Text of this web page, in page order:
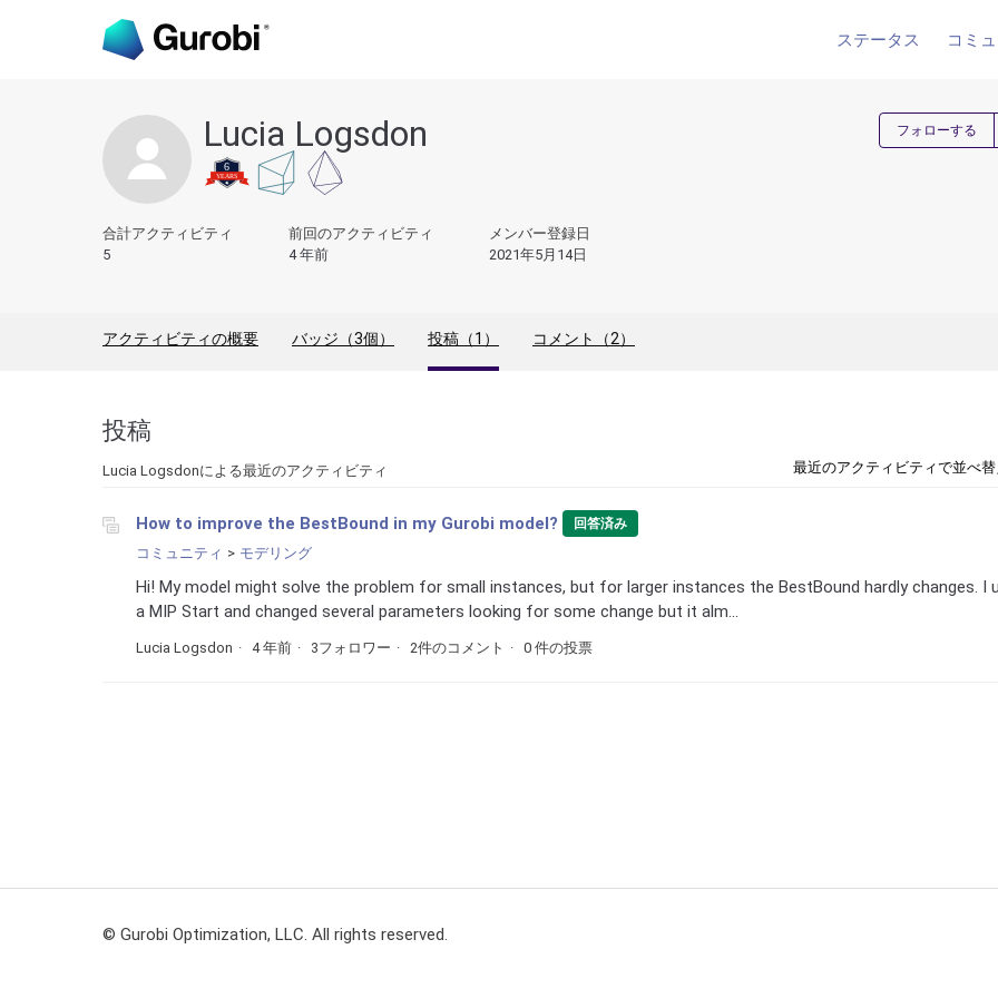
ステータス コミ
Lucia Logsdon フォローする
合計アクティビティ
5
前回のアクティビティ
4 年前
メンバー登録日
2021年5月14日
アクティビティの概要 バッジ（3個） 投稿（1） コメント（2）
投稿
Lucia Logsdonによる最近のアクティビティ 最近のアクティビティで並べ
How to improve the BestBound in my Gurobi model? 回答済み
コミュニティ モデリング
Hi! My model might solve the problem for small instances, but for larger instances the BestBound hardly changes. I
a MIP Start and changed several parameters looking for some change but it alm...
Lucia Logsdon 4 年前 3フォロワー 2件のコメント 0 件の投票
© Gurobi Optimization, LLC. All rights reserved.